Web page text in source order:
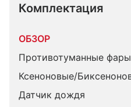
Комплектация
ОБЗОР
Противотуманные фары
Ксеноновые/
Датчик дождя